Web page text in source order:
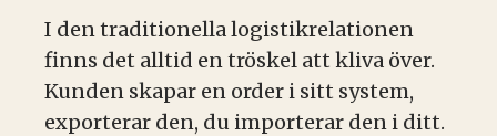
I den traditionella logistikrelationen
finns det alltid en tröskel att kliva över.
Kunden skapar en order i sitt system,
exporterar den, du importerar den i ditt.